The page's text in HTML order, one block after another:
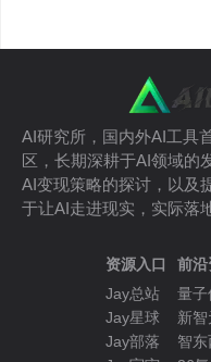
AI研究所，国内外AI工具
区，长期深耕于AI领域的
AI变现策略的探讨，以及
于让AI走进现实，实际落
资源入口
Jay总站
Jay星球
Jay部落
前沿
量子
新智
智东